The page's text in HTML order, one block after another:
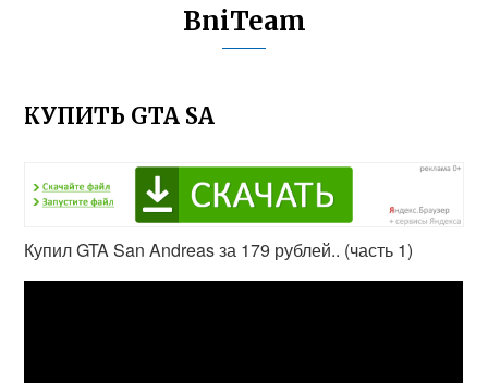
BniTeam
КУПИТЬ GTA SA
Купил GTA San Andreas за 179 рублей.. (часть 1)